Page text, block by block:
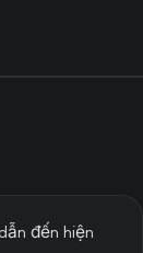
đến hiện